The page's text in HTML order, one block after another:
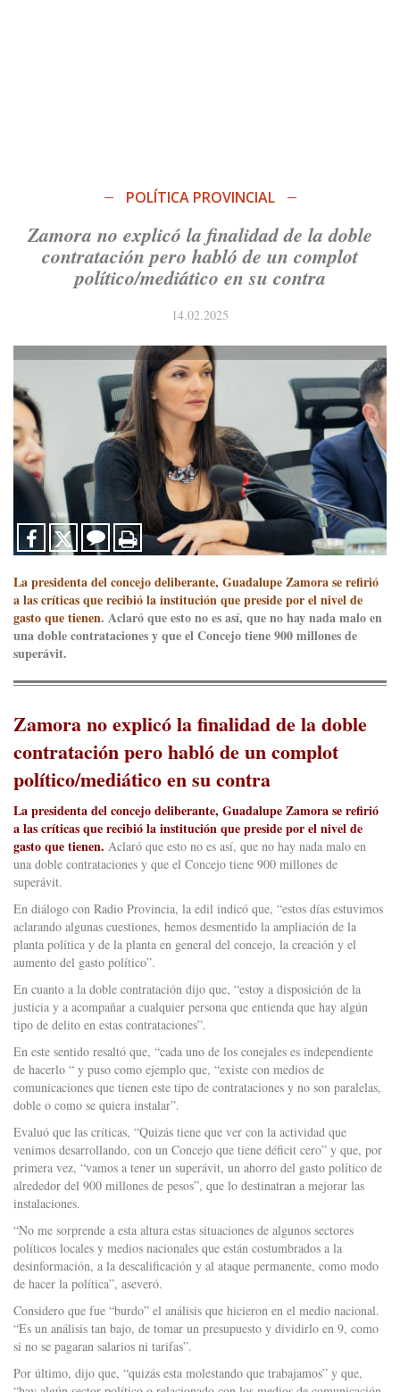
POLÍTICA PROVINCIAL
Zamora no explicó la finalidad de la doble
contratación pero habló de un complot
político/mediático en su contra
14.02.2025
La presidenta del concejo deliberante, Guadalupe Zamora se refirió
a las críticas que recibió la institución que preside por el nivel de
gasto que tienen. Aclaró que esto no es así, que no hay nada malo en
una doble contrataciones y que el Concejo tiene 900 millones de
superávit.
Zamora no explicó la finalidad de la doble
contratación pero habló de un complot
político/mediático en su contra
La presidenta del concejo deliberante, Guadalupe Zamora se refirió
a las críticas que recibió la institución que preside por el nivel de
gasto que tienen. Aclaró que esto no es así, que no hay nada malo en
una doble contrataciones y que el Concejo tiene 900 millones de
superávit.
En diálogo con Radio Provincia, la edil indicó que, “estos días estuvimos
aclarando algunas cuestiones, hemos desmentido la ampliación de la
planta política y de la planta en general del concejo, la creación y el
aumento del gasto político”.
En cuanto a la doble contratación dijo que, “estoy a disposición de la
justicia y a acompañar a cualquier persona que entienda que hay algún
tipo de delito en estas contrataciones”.
En este sentido resaltó que, “cada uno de los conejales es independiente
de hacerlo “ y puso como ejemplo que, “existe con medios de
comunicaciones que tienen este tipo de contrataciones y no son paralelas,
doble o como se quiera instalar”.
Evaluó que las críticas, “Quizás tiene que ver con la actividad que
venimos desarrollando, con un Concejo que tiene déficit cero” y que, por
primera vez, “vamos a tener un superávit, un ahorro del gasto político de
alrededor del 900 millones de pesos”, que lo destinatran a mejorar las
instalaciones.
“No me sorprende a esta altura estas situaciones de algunos sectores
políticos locales y medios nacionales que están costumbrados a la
desinformación, a la descalificación y al ataque permanente, como modo
de hacer la política”, aseveró.
Considero que fue “burdo” el análisis que hicieron en el medio nacional.
“Es un análisis tan bajo, de tomar un presupuesto y dividirlo en 9, como
si no se pagaran salarios ni tarifas”.
Por último, dijo que, “quizás esta molestando que trabajamos” y que,